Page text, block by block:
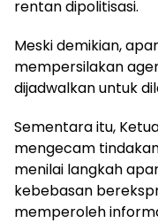
rentan dipolitisasi.
Meski demikian,
mempersilakan
dijadwalkan untuk
Sementara itu,
mengecam
menilai langkah
kebebasan
memperoleh